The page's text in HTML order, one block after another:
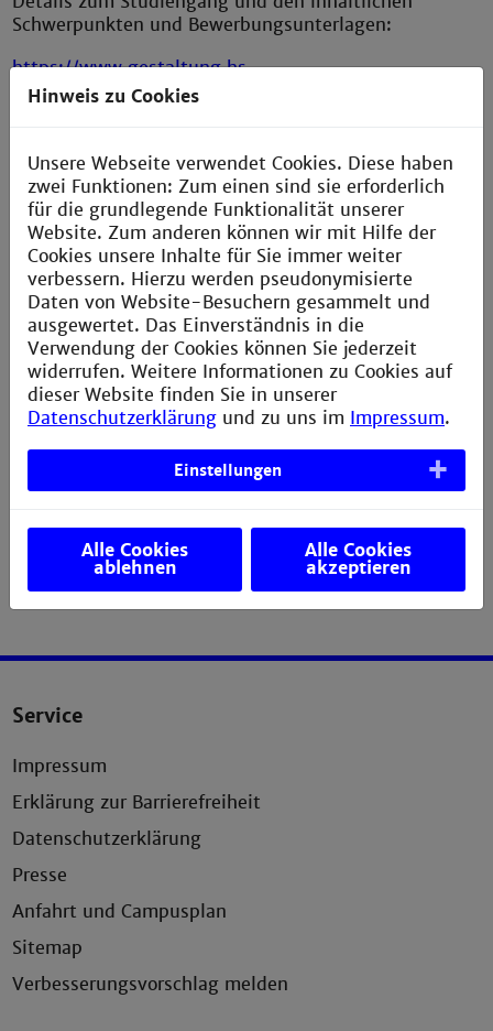
Schwerpunkten und Bewerbungsunterlagen:
https://www.gestaltung.hs-
mannheim.de/studium/ma-kommunikationsdesign
mannheim.de/studium/ma-
kommunikationsdesign/wahlmodul-experimentelle-
gestaltung-visuelle-forschung
https://www.gestaltung.hs-
mannheim.de/studium/ma-
kommunikationsdesign/wahlmodul-creative-
leadership-design-systems
Service
Impressum
Erklärung zur Barrierefreiheit
Datenschutzerklärung
Presse
Anfahrt und Campusplan
Sitemap
Verbesserungsvorschlag melden
Hinweis zu Cookies
Unsere Webseite verwendet Cookies. Diese haben
zwei Funktionen: Zum einen sind sie erforderlich
für die grundlegende Funktionalität unserer
Website. Zum anderen können wir mit Hilfe der
Cookies unsere Inhalte für Sie immer weiter
verbessern. Hierzu werden pseudonymisierte
Daten von Website-Besuchern gesammelt und
ausgewertet. Das Einverständnis in die
Verwendung der Cookies können Sie jederzeit
widerrufen. Weitere Informationen zu Cookies auf
dieser Website finden Sie in unserer
Datenschutzerklärung und zu uns im Impressum.
Einstellungen
Alle Cookies
ablehnen
Alle Cookies
akzeptieren